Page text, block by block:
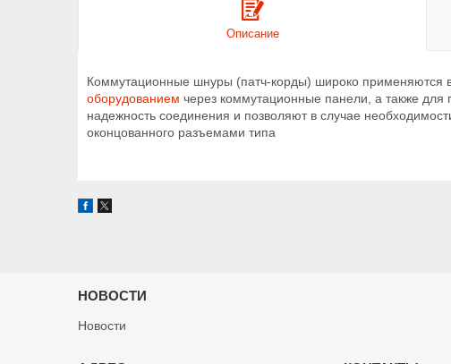
Описание
Коммутационные шнуры (патч-корды) широко применяются
оборудованием через коммутационные панели, а также
надежность соединения и позволяют в случае
оконцованного разъемами типа
НОВОСТИ
Новости